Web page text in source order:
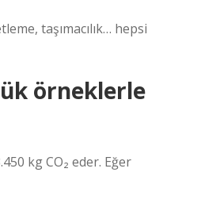
taşımacılık… hepsi
örneklerle
kg CO₂ eder. Eğer